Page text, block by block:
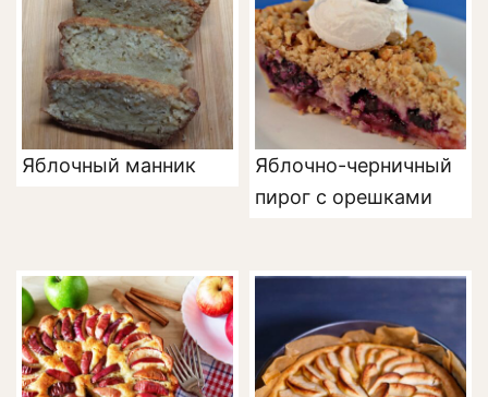
Яблочный манник
Яблочно-черничный
пирог с орешками